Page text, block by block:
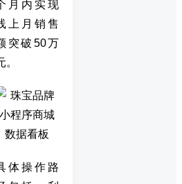
月内实现
上月销售
突破50万
。
体操作路